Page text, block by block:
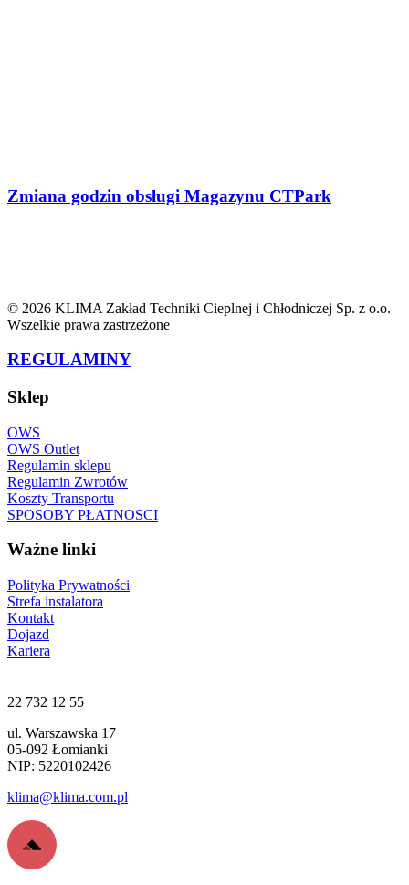
Zmiana godzin obsługi Magazynu CTPark
© 2026 KLIMA Zakład Techniki Cieplnej i Chłodniczej Sp. z o.o.
Wszelkie prawa zastrzeżone
REGULAMINY
Sklep
OWS
OWS Outlet
Regulamin sklepu
Regulamin Zwrotów
Koszty Transportu
SPOSOBY PŁATNOSCI
Ważne linki
Polityka Prywatności
Strefa instalatora
Kontakt
Dojazd
Kariera
22 732 12 55
ul. Warszawska 17
05-092 Łomianki
NIP: 5220102426
klima@klima.com.pl